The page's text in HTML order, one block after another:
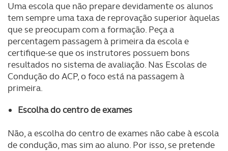
Uma escola que não prepare devidamente os alunos
tem sempre uma taxa de reprovação superior àquelas
que se preocupam com a formação. Peça a
percentagem passagem à primeira da escola e
certifique-se que os instrutores possuem bons
resultados no sistema de avaliação. Nas Escolas de
Condução do ACP, o foco está na passagem à
primeira.
Escolha do centro de exames
Não, a escolha do centro de exames não cabe à escola
de condução, mas sim ao aluno. Por isso, se pretende